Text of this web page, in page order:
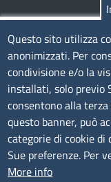
TRASPARENZA
Albo Online
Amministrazione
Bandi e concorsi
Segnalazioni
Accessibilità
IBAN e pagamenti
Questo sito utilizza
anonimizzati. Per
condivisione e/o la
installati, solo previo
consentono alla
questo banner, può
categorie di cookie di
Sue preferenze. Per
More info